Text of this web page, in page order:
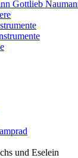
Gottlieb
und Eselein